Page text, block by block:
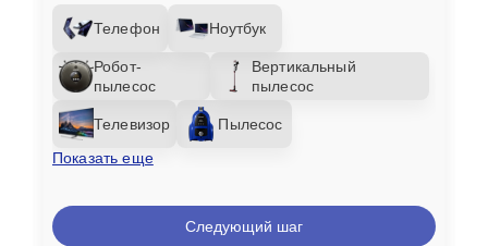
Телефон Ноутбук
Робот-
пылесос
Вертикальный
пылесос
Телевизор
Пылесос
Показать еще
Следующий шаг